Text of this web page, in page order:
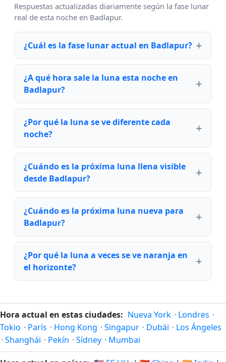
Respuestas actualizadas diariamente según la fase lunar
real de esta noche en Badlapur.
¿Cuál es la fase lunar actual en Badlapur?
¿A qué hora sale la luna esta noche en
Badlapur?
¿Por qué la luna se ve diferente cada
noche?
¿Cuándo es la próxima luna llena visible
desde Badlapur?
¿Cuándo es la próxima luna nueva para
Badlapur?
¿Por qué la luna a veces se ve naranja en
el horizonte?
Hora actual en estas ciudades: Nueva York · Londres ·
Tokio · París · Hong Kong · Singapur · Dubái · Los Ángeles
· Shanghái · Pekín · Sídney · Mumbai